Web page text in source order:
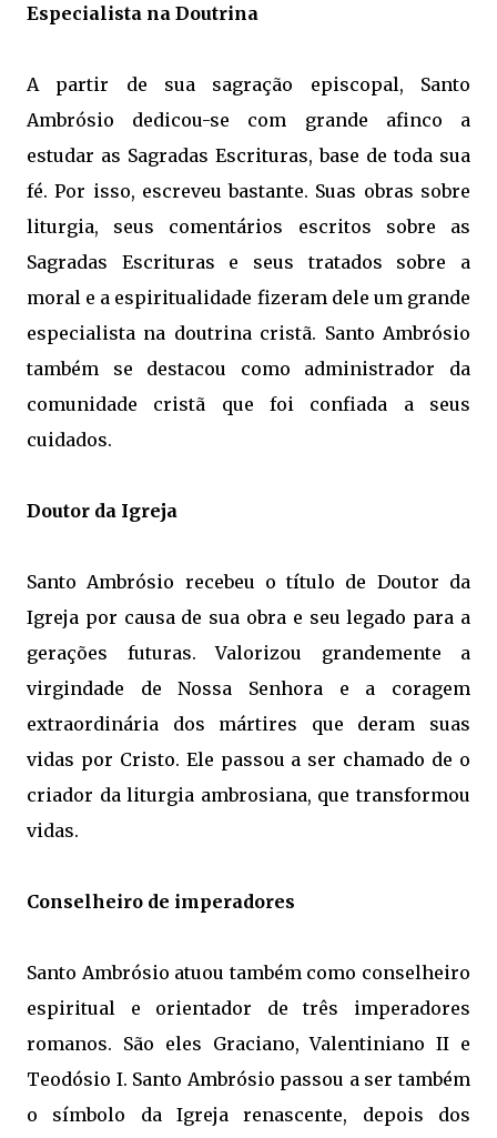
Especialista na Doutrina
A partir de sua sagração episcopal, Santo
Ambrósio dedicou-se com grande afinco a
estudar as Sagradas Escrituras, base de toda sua
fé. Por isso, escreveu bastante. Suas obras sobre
liturgia, seus comentários escritos sobre as
Sagradas Escrituras e seus tratados sobre a
moral e a espiritualidade fizeram dele um grande
especialista na doutrina cristã. Santo Ambrósio
também se destacou como administrador da
comunidade cristã que foi confiada a seus
cuidados.
Doutor da Igreja
Santo Ambrósio recebeu o título de Doutor da
Igreja por causa de sua obra e seu legado para a
gerações futuras. Valorizou grandemente a
virgindade de Nossa Senhora e a coragem
extraordinária dos mártires que deram suas
vidas por Cristo. Ele passou a ser chamado de o
criador da liturgia ambrosiana, que transformou
vidas.
Conselheiro de imperadores
Santo Ambrósio atuou também como conselheiro
espiritual e orientador de três imperadores
romanos. São eles Graciano, Valentiniano II e
Teodósio I. Santo Ambrósio passou a ser também
o símbolo da Igreja renascente, depois dos